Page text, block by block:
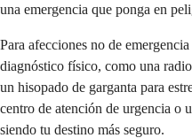
una emergencia que ponga en
Para afecciones no de
diagnóstico físico, como una
un hisopado de garganta para
centro de atención de urgencia o
siendo tu destino más seguro.